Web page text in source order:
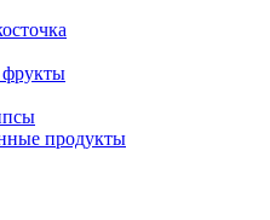
фрукты
продукты